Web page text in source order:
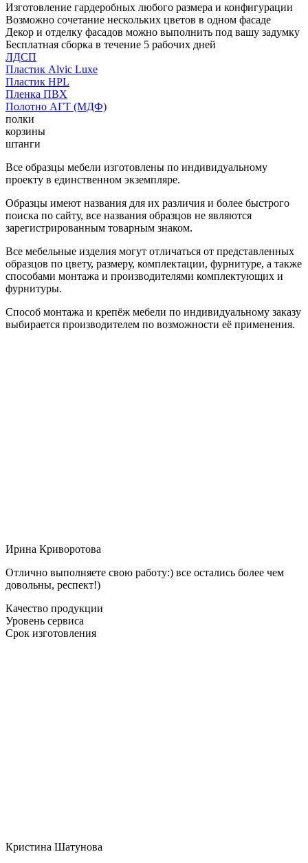
Изготовление гардеробных любого размера и конфигурации
Возможно сочетание нескольких цветов в одном фасаде
Декор и отделку фасадов можно выполнить под вашу задумку
Бесплатная сборка в течение 5 рабочих дней
ЛДСП
Пластик Alvic Luxe
Пластик HPL
Пленка ПВХ
Полотно АГТ (МДФ)
полки
корзины
штанги
Все образцы мебели изготовлены по индивидуальному
проекту в единственном экземпляре.
Образцы имеют названия для их различия и более быстрого
поиска по сайту, все названия образцов не являются
зарегистрированным товарным знаком.
Все мебельные изделия могут отличаться от представленных
образцов по цвету, размеру, комплектации, фурнитуре, а также
способами монтажа и производителями комплектующих и
фурнитуры.
Способ монтажа и крепёж мебели по индивидуальному заказу
выбирается производителем по возможности её применения.
Ирина Криворотова
Отлично выполняете свою работу:) все остались более чем
довольны, респект!)
Качество продукции
Уровень сервиса
Срок изготовления
Кристина Шатунова